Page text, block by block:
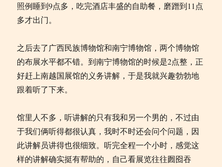
照例睡到9点多，吃完酒店丰盛的自助餐，磨蹭到11点
多才出门。
之后去了广西民族博物馆和南宁博物馆，两个博物馆
的布展水平都不错。到南宁博物馆的时候是2点整，正
好赶上南越国展馆的义务讲解，于是我就兴趣勃勃地
跟着听了下来。
馆里人不多，听讲解的只有我和另一个男的，不过由
于我们俩听得都很认真，我时不时还会问个问题，因
此讲解员讲得也很细致。听完全程一个小时，感觉这
样的讲解确实挺有帮助的，自己看展览往往囫囵吞